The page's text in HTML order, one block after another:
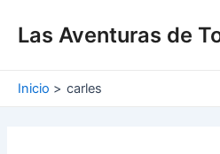
Las Aventuras de
Inicio carles